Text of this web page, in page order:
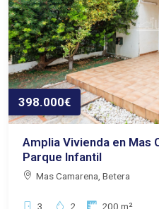
398.000€
Amplia Vivienda en Mas
Parque Infantil
Mas Camarena, Betera
Dormitorios:
3 Baños:
2 Superficie:
200 m²